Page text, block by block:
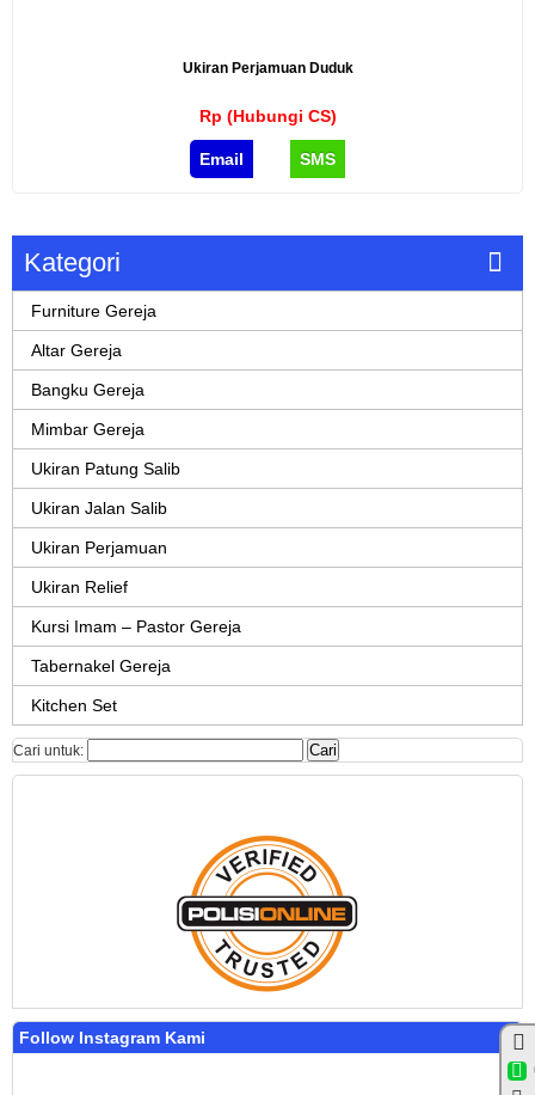
Ukiran Perjamuan Duduk
Rp (Hubungi CS)
Email SMS
Kategori
Furniture Gereja
Altar Gereja
Bangku Gereja
Mimbar Gereja
Ukiran Patung Salib
Ukiran Jalan Salib
Ukiran Perjamuan
Ukiran Relief
Kursi Imam – Pastor Gereja
Tabernakel Gereja
Kitchen Set
Cari untuk:
Follow Instagram Kami